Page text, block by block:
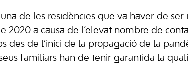
de les residències que va haver de
2020 a causa de l’elevat nombre de
des de l’inici de la propagació de la
familiars han de tenir garantida la